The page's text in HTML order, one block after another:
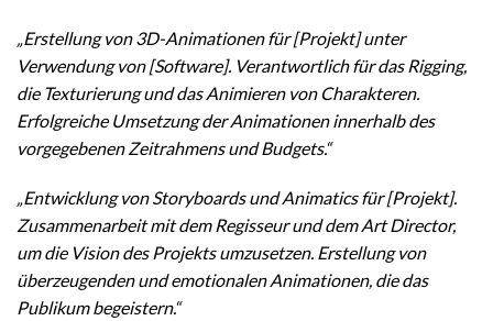
„Erstellung von 3D-Animationen für [Projekt] unter
Verwendung von [Software]. Verantwortlich für das Rigging,
die Texturierung und das Animieren von Charakteren.
Erfolgreiche Umsetzung der Animationen innerhalb des
vorgegebenen Zeitrahmens und Budgets.“
„Entwicklung von Storyboards und Animatics für [Projekt].
Zusammenarbeit mit dem Regisseur und dem Art Director,
um die Vision des Projekts umzusetzen. Erstellung von
überzeugenden und emotionalen Animationen, die das
Publikum begeistern.“